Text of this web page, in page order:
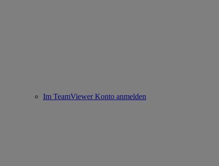
Im TeamViewer Konto anmelden